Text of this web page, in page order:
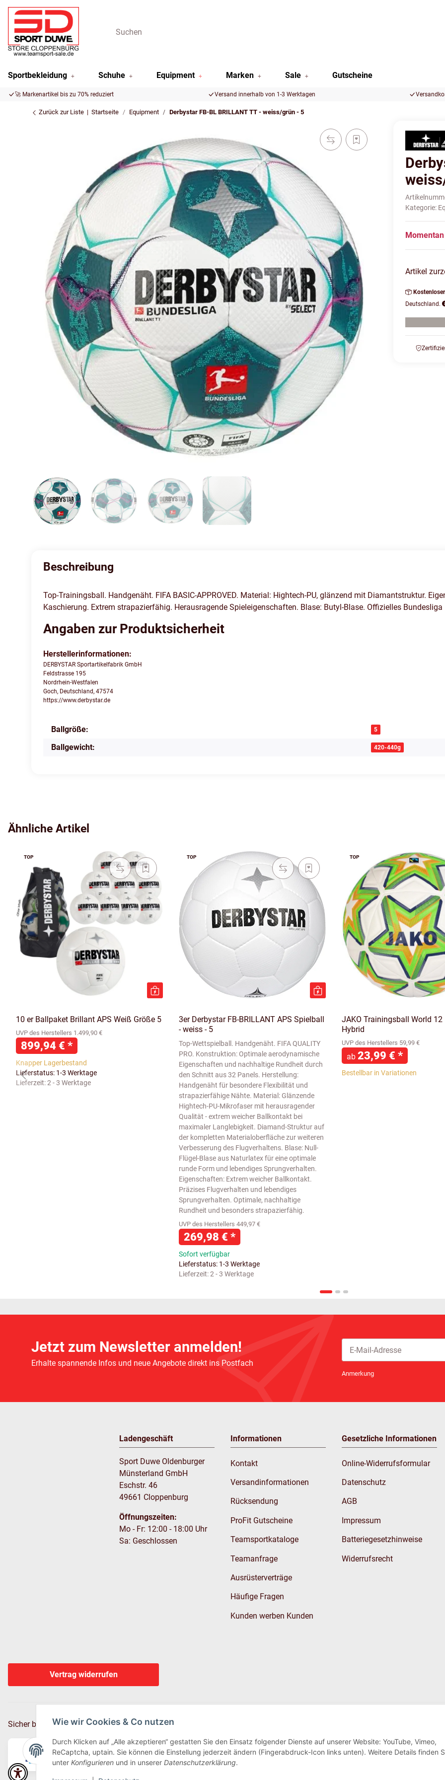
Wie wir Cookies & Co nutzen
Durch Klicken auf „Alle akzeptieren“ gestatten Sie den Einsatz folgender Dienste auf unserer Website: YouTube, Vimeo,
ReCaptcha, uptain. Sie können die Einstellung jederzeit ändern (Fingerabdruck-Icon links unten). Weitere Details finden
unter Konfigurieren und in unserer Datenschutzerklärung.
Sportbekleidung Schuhe Equipment Marken Sale Gutscheine
🚀 Markenartikel bis zu 70% reduziert Versand innerhalb von 1-3 Werktagen
Zurück zur Liste Startseite Equipment Derbystar FB-BL BRILLANT TT - weiss/grün - 5
Kategorie:
Artikel
Deutschland.
Beschreibung
Top-Trainingsball. Handgenäht. FIFA BASIC-APPROVED. Material: Hightech-PU, glänzend mit Diamantstruktur.
Kaschierung. Extrem strapazierfähig. Herausragende Spieleigenschaften. Blase: Butyl-Blase. Offizielles
Angaben zur Produktsicherheit
Herstellerinformationen:
DERBYSTAR Sportartikelfabrik GmbH
Feldstrasse 195
Nordrhein-Westfalen
Goch, Deutschland, 47574
https://www.derbystar.de
Produkteigenschaft
Wert
Ballgröße: 5
Ballgewicht: 420-440g
Ähnliche Artikel
TOP
10 er Ballpaket Brillant APS Weiß Größe 5
UVP des Herstellers 1.499,90 €
899,94 € *
Knapper Lagerbestand
Lieferstatus: 1-3 Werktage
Lieferzeit:2 - 3 Werktage
TOP
3er Derbystar FB-BRILLANT APS Spielball
- weiss - 5
Top-Wettspielball. Handgenäht. FIFA QUALITY
PRO. Konstruktion: Optimale aerodynamische
Eigenschaften und nachhaltige Rundheit durch
den Schnitt aus 32 Panels. Herstellung:
Handgenäht für besondere Flexibilität und
strapazierfähige Nähte. Material: Glänzende
Hightech-PU-Mikrofaser mit herausragender
Qualität - extrem weicher Ballkontakt bei
maximaler Langlebigkeit. Diamand-Struktur auf
der kompletten Materialoberfläche zur weiteren
Verbesserung des Flugverhaltens. Blase: Null-
Flügel-Blase aus Naturlatex für eine optimale
runde Form und lebendiges Sprungverhalten.
Eigenschaften: Extrem weicher Ballkontakt.
Präzises Flugverhalten und lebendiges
Sprungverhalten. Optimale, nachhaltige
Rundheit und besonders strapazierfähig.
UVP des Herstellers 449,97 €
269,98 € *
Sofort verfügbar
Lieferstatus: 1-3 Werktage
Lieferzeit:2 - 3 Werktage
TOP
JAKO Trainingsball World 12
Hybrid
UVP des Herstellers 59,99 €
ab 23,99 € *
Bestellbar in Variationen
Jetzt zum Newsletter anmelden!
Erhalte spannende Infos und neue Angebote direkt ins Postfach
Anmerkung
Ladengeschäft
Sport Duwe Oldenburger
Münsterland GmbH
Eschstr. 46
49661 Cloppenburg
Öffnungszeiten:
Mo - Fr: 12:00 - 18:00 Uhr
Sa: Geschlossen
Informationen
Kontakt
Versandinformationen
Rücksendung
ProFit Gutscheine
Teamsportkataloge
Teamanfrage
Ausrüsterverträge
Häufige Fragen
Kunden werben Kunden
Gesetzliche Informationen
Online-Widerrufsformular
Datenschutz
AGB
Impressum
Batteriegesetzhinweise
Widerrufsrecht
Vertrag widerrufen
Sicher bezahlen via: